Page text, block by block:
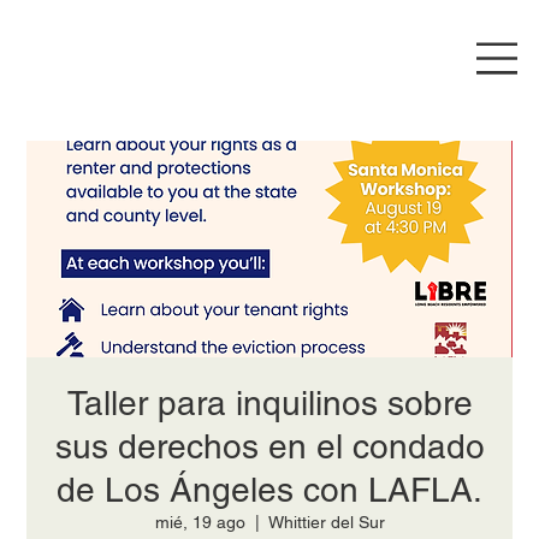
Taller para inquilinos sobre
sus derechos en el condado
de Los Ángeles con LAFLA.
mié, 19 ago
  |
Whittier del Sur